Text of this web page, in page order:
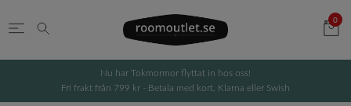
0
Nu har Tokmormor flyttat in hos oss!
Fri frakt från 799 kr - Betala med kort, Klarna eller Swish